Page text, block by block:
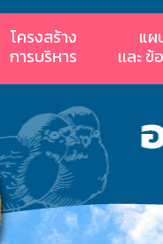
โครงสร้าง
การบริหาร
แผ
เเละ